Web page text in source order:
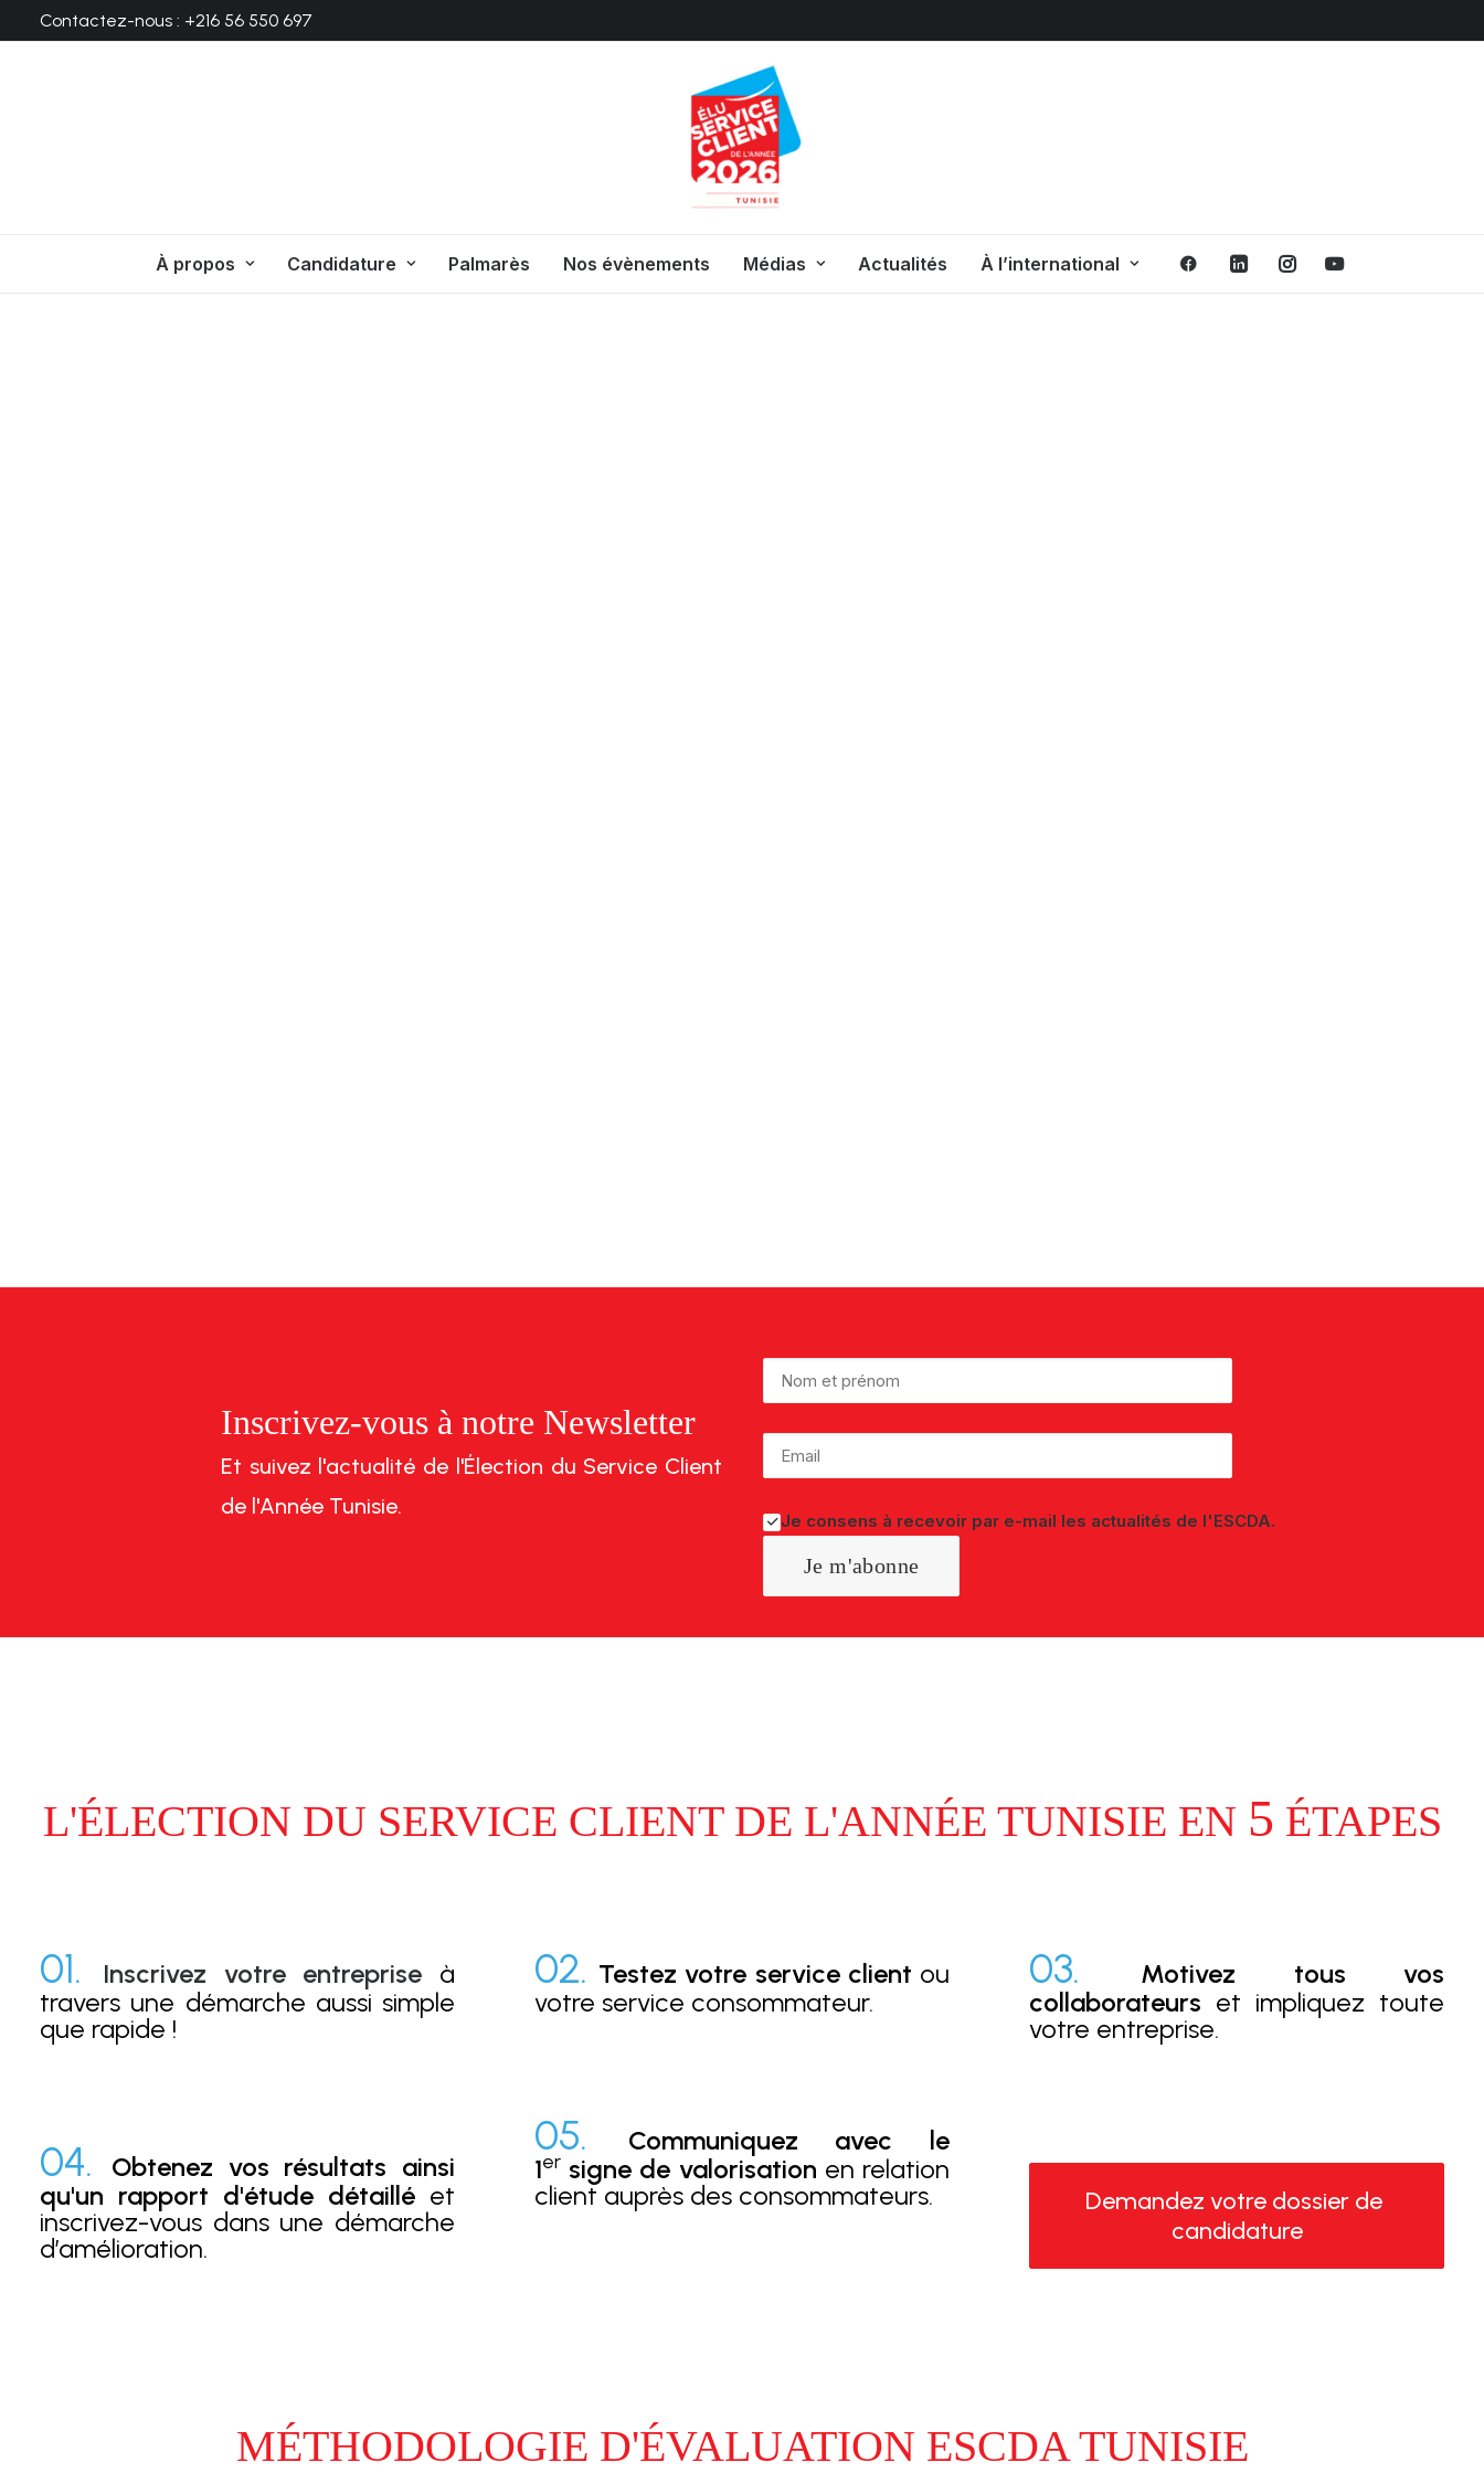
Contactez-nous : +216 56 550 697
À propos Candidature Palmarès Nos évènements Médias Actualités À l’international
Inscrivez-vous à notre Newsletter
Et suivez l'actualité de l'Élection du Service Client
de l'Année Tunisie.
Je consens à recevoir par e-mail les actualités de l'ESCDA.
L'ÉLECTION DU SERVICE CLIENT DE L'ANNÉE TUNISIE EN 5 ÉTAPES
01. Inscrivez votre entreprise à
travers une démarche aussi simple
que rapide !
04.
Obtenez vos résultats ainsi
qu'un rapport d'étude détaillé et
inscrivez-vous dans une démarche
d’amélioration.
02. Testez votre service client ou
votre service consommateur.
05.
Communiquez avec le
1er signe de valorisation en relation
client auprès des consommateurs.
03.
Motivez tous vos
collaborateurs et impliquez toute
votre entreprise.
Demandez votre dossier de
candidature
MÉTHODOLOGIE D'ÉVALUATION ESCDA TUNISIE